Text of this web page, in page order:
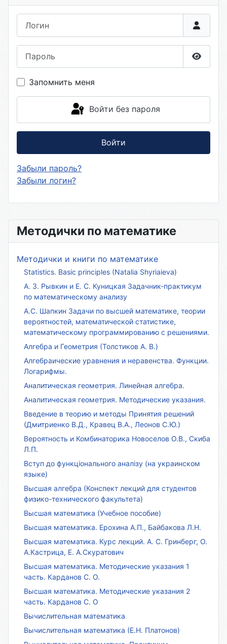
Методички по математике
Методички и книги по математике
Statistics. Basic principles (Natalia Shyriaieva)
А. З. Рывкин и Е. С. Куницкая Задачник-практикум
по математическому анализу
А.С. Шапкин Задачи по высшей математике, теории
вероятностей, математической статистике,
математическому программированию с решениями.
Алгебра и Геометрия (Толстиков А. В.)
Алгебраические уравнения и неравенства. Функции.
Логарифмы.
Аналитическая геометрия. Линейная алгебра.
Аналитическая геометрия. Методические указания.
Введение в теорию и методы Принятия решений
(Дмитриенко В.Д., Кравец В.А., Леонов С.Ю.)
Вероятность и Комбинаторика Новоселов О.В., Скиба
Л.П.
Вступ до функціонального аналізу (на украинском
языке)
Высшая алгебра (Конспект лекций для студентов
физико-технического факультета)
Высшая математика (Учебное пособие)
Высшая математика. Ерохина А.П., Байбакова Л.Н.
Высшая математика. Курс лекций. А. С. Гринберг, О.
А.Кастрица, Е. А.Скуратович
Высшая математика. Методические указания 1
часть. Карданов С. О.
Высшая математика. Методические указания 2
часть. Карданов С. О
Вычислительная математика
Вычислительная математика (Е.Н. Платонов)
Запомнить меня
Войти без пароля
Войти
Забыли пароль?
Забыли логин?